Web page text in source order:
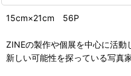
15cm×21cm 56P
ZINEの製作や個展を中心に活
新しい可能性を探っている写真